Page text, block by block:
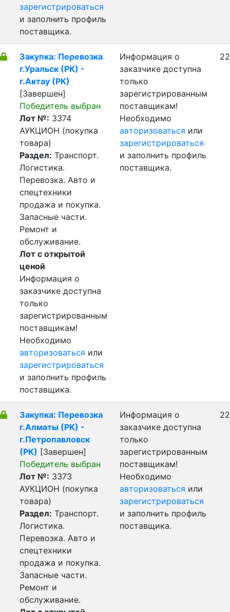
зарегистрироваться
и заполнить профиль
поставщика.
Закупка: Перевозка
г.Уральск (РК) -
г.Актау (РК)
[Завершен]
Победитель выбран
Лот №: 3374
АУКЦИОН (покупка
товара)
Раздел: Транспорт.
Логистика.
Перевозка. Авто и
спецтехники
продажа и покупка.
Запасные части.
Ремонт и
обслуживание.
Лот с открытой
ценой
Информация о
заказчике доступна
только
зарегистрированным
поставщикам!
Необходимо
авторизоваться или
зарегистрироваться
и заполнить профиль
поставщика.
Информация о
заказчике доступна
только
зарегистрированным
поставщикам!
Необходимо
авторизоваться или
зарегистрироваться
и заполнить профиль
поставщика.
Закупка: Перевозка
г.Алматы (РК) -
г.Петропавловск
(РК) [Завершен]
Победитель выбран
Лот №: 3373
АУКЦИОН (покупка
товара)
Раздел: Транспорт.
Логистика.
Перевозка. Авто и
спецтехники
продажа и покупка.
Запасные части.
Ремонт и
обслуживание.
Информация о
заказчике доступна
только
зарегистрированным
поставщикам!
Необходимо
авторизоваться или
зарегистрироваться
и заполнить профиль
поставщика.